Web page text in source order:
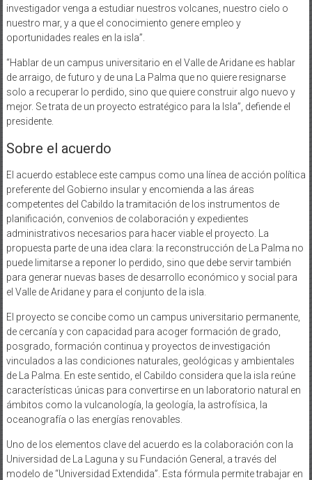
investigador venga a estudiar nuestros volcanes, nuestro cielo o
nuestro mar, y a que el conocimiento genere empleo y
oportunidades reales en la isla”.
“Hablar de un campus universitario en el Valle de Aridane es hablar
de arraigo, de futuro y de una La Palma que no quiere resignarse
solo a recuperar lo perdido, sino que quiere construir algo nuevo y
mejor. Se trata de un proyecto estratégico para la Isla”, defiende el
presidente.
Sobre el acuerdo
El acuerdo establece este campus como una línea de acción política
preferente del Gobierno insular y encomienda a las áreas
competentes del Cabildo la tramitación de los instrumentos de
planificación, convenios de colaboración y expedientes
administrativos necesarios para hacer viable el proyecto. La
propuesta parte de una idea clara: la reconstrucción de La Palma no
puede limitarse a reponer lo perdido, sino que debe servir también
para generar nuevas bases de desarrollo económico y social para
el Valle de Aridane y para el conjunto de la isla.
El proyecto se concibe como un campus universitario permanente,
de cercanía y con capacidad para acoger formación de grado,
posgrado, formación continua y proyectos de investigación
vinculados a las condiciones naturales, geológicas y ambientales
de La Palma. En este sentido, el Cabildo considera que la isla reúne
características únicas para convertirse en un laboratorio natural en
ámbitos como la vulcanología, la geología, la astrofísica, la
oceanografía o las energías renovables.
Uno de los elementos clave del acuerdo es la colaboración con la
Universidad de La Laguna y su Fundación General, a través del
modelo de “Universidad Extendida”. Esta fórmula permite trabajar en